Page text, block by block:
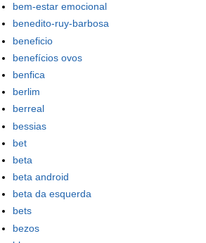
bem-estar emocional
benedito-ruy-barbosa
beneficio
benefícios ovos
benfica
berlim
berreal
bessias
bet
beta
beta android
beta da esquerda
bets
bezos